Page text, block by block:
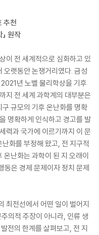
추천
원작
이 전 세계적으로 심화하고 있
오랫동안 논쟁거리였다. 금성
년 노벨 물리학상을 기후
지 전 세계 과학계의 대부분은
규모의 기후 온난화를 명확
명확하게 인식하고 경고를 발
력과 국가에 이르기까지 이 문
화를 부정해 왔고, 전 지구적
온난화는 과학이 된 지 오래이
동은 경제 문제이자 정치 문제
최전선에서 어떤 일이 벌어지
의적 주장이 아니라, 인류 생
전의 한계를 살펴보고, 전 지